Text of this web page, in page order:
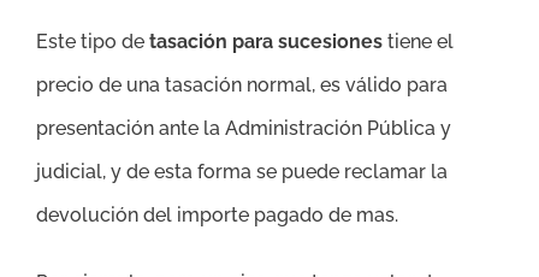
Este tipo de tasación para sucesiones tiene el
precio de una tasación normal, es válido para
presentación ante la Administración Pública y
judicial, y de esta forma se puede reclamar la
devolución del importe pagado de mas.